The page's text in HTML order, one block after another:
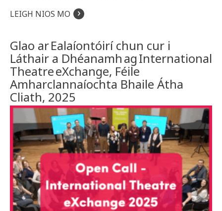
LEIGH NIOS MO ›
Glao ar Ealaíontóirí chun cur i
Láthair a Dhéanamh ag International
Theatre eXchange, Féile
Amharclannaíochta Bhaile Átha
Cliath, 2025